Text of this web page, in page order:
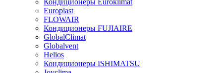
Кондиционеры Euroklimat
Europlast
FLOWAIR
Кондиционеры FUJIAIRE
GlobalClimat
Globalvent
Helios
Кондиционеры ISHIMATSU